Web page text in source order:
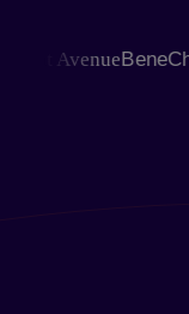
AvenueBeneChat